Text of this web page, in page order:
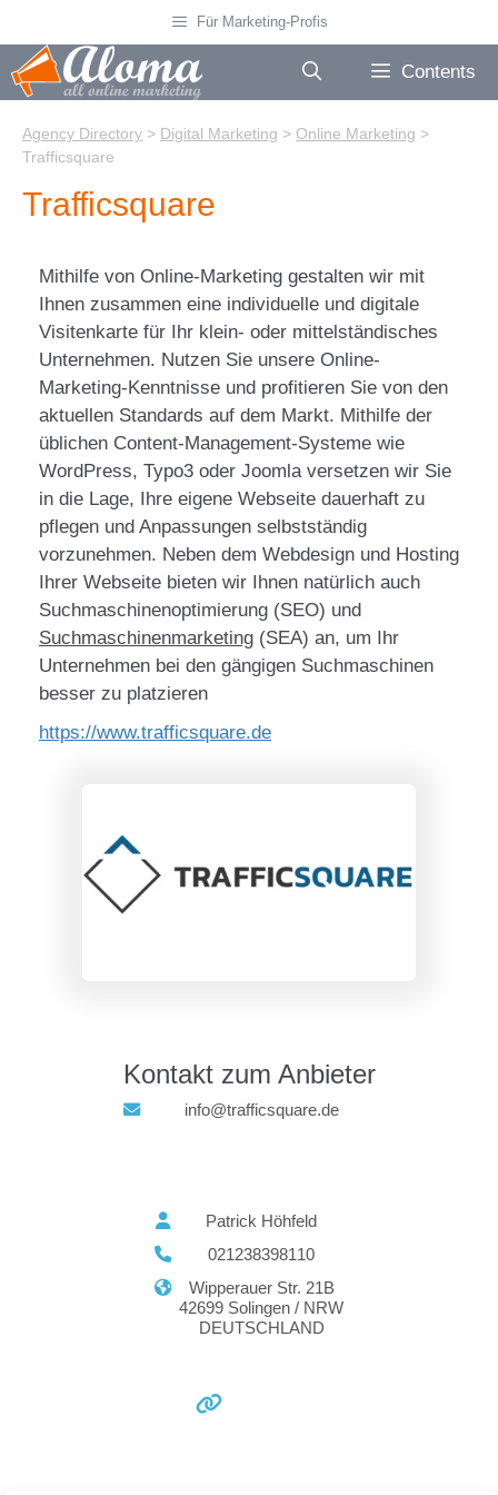
to
content
Für Marketing-Profis
Contents
Agency Directory > Digital Marketing > Online Marketing >
Trafficsquare
Trafficsquare
Mithilfe von Online-Marketing gestalten wir mit
Ihnen zusammen eine individuelle und digitale
Visitenkarte für Ihr klein- oder mittelständisches
Unternehmen. Nutzen Sie unsere Online-
Marketing-Kenntnisse und profitieren Sie von den
aktuellen Standards auf dem Markt. Mithilfe der
üblichen Content-Management-Systeme wie
WordPress, Typo3 oder Joomla versetzen wir Sie
in die Lage, Ihre eigene Webseite dauerhaft zu
pflegen und Anpassungen selbstständig
vorzunehmen. Neben dem Webdesign und Hosting
Ihrer Webseite bieten wir Ihnen natürlich auch
Suchmaschinenoptimierung (SEO) und
Suchmaschinenmarketing (SEA) an, um Ihr
Unternehmen bei den gängigen Suchmaschinen
besser zu platzieren
https://www.trafficsquare.de
Kontakt zum Anbieter
info@trafficsquare.de
Patrick Höhfeld
021238398110
Wipperauer Str. 21B
42699 Solingen / NRW
DEUTSCHLAND